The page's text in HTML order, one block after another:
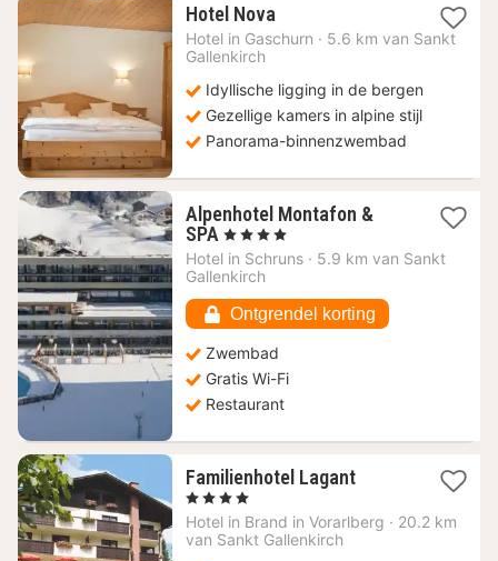
Hotel Nova1
nacht
€
Hotel in Gaschurn · 5.6 km van Sankt
Gallenkirch
Idyllische ligging in de bergen
Gezellige kamers in alpine stijl
Panorama-binnenzwembad
Alpenhotel Montafon &
SPA 1
nacht
vanaf
€
, 4 Sterren
Hotel in Schruns · 5.9 km van Sankt
Gallenkirch
Ontgrendel korting
Zwembad
Gratis Wi-Fi
Restaurant
Familienhotel Lagant1
vanaf
453,20
, 4 Sterren
Hotel in Brand in Vorarlberg · 20.2 km
van Sankt Gallenkirch